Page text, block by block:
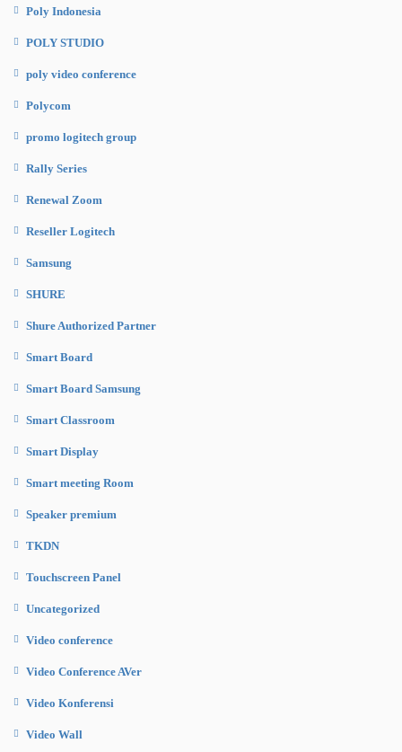
Poly Indonesia
POLY STUDIO
poly video conference
Polycom
promo logitech group
Rally Series
Renewal Zoom
Reseller Logitech
Samsung
SHURE
Shure Authorized Partner
Smart Board
Smart Board Samsung
Smart Classroom
Smart Display
Smart meeting Room
Speaker premium
TKDN
Touchscreen Panel
Uncategorized
Video conference
Video Conference AVer
Video Konferensi
Video Wall